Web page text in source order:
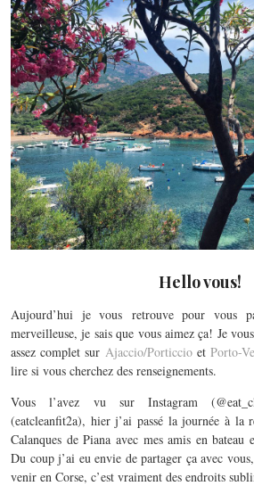
Hello vous!
Aujourd’hui je vous retrouve pour vous
merveilleuse, je sais que vous aimez ça! Je
assez complet sur Ajaccio/PorticcioetPorto-
lire si vous cherchez des renseignements.
Vous l’avez vu sur Instagram
(eatcleanfit2a), hier j’ai passé la journée à la
Calanques de Piana avec mes amis en bateau
Du coup j’ai eu envie de partager ça avec
venir en Corse, c’est vraiment des endroits